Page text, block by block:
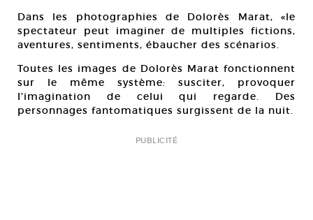
Dans les photographies de Dolorès Marat, «le
spectateur peut imaginer de multiples fictions,
aventures, sentiments, ébaucher des scénarios.
Toutes les images de Dolorès Marat fonctionnent
sur le même système: susciter, provoquer
I’imagination de celui qui regarde. Des
personnages fantomatiques surgissent de la nuit.
PUBLICITÉ